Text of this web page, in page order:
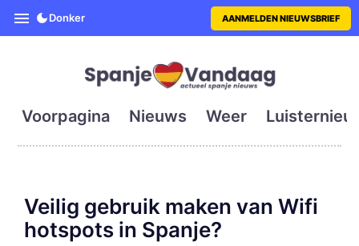
SpanjeVandaag is de eerste
Donker AANMELDEN NIEUWSBRIEF
Voorpagina Nieuws Weer
Veilig gebruik maken van Wifi
hotspots in Spanje?